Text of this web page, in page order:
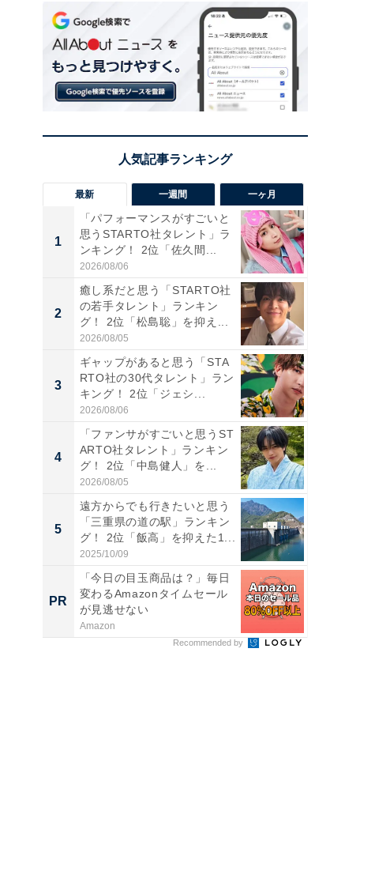
最新 一週間 一ヶ月
1
「パフォーマンスがすごいと
思うSTARTO社タレント」ラ
ンキング！ 2位「佐久間...
2026/08/06
2
癒し系だと思う「STARTO社
の若手タレント」ランキン
グ！ 2位「松島聡」を抑え...
2026/08/05
3
ギャップがあると思う「STA
RTO社の30代タレント」ラン
キング！ 2位「ジェシ...
2026/08/06
4
「ファンサがすごいと思うST
ARTO社タレント」ランキン
グ！ 2位「中島健人」を...
2026/08/05
5
遠方からでも行きたいと思う
「三重県の道の駅」ランキン
グ！ 2位「飯高」を抑えた1...
2025/10/09
PR
「今日の目玉商品は？」毎日
変わるAmazonタイムセール
が見逃せない
Amazon
Recommended by